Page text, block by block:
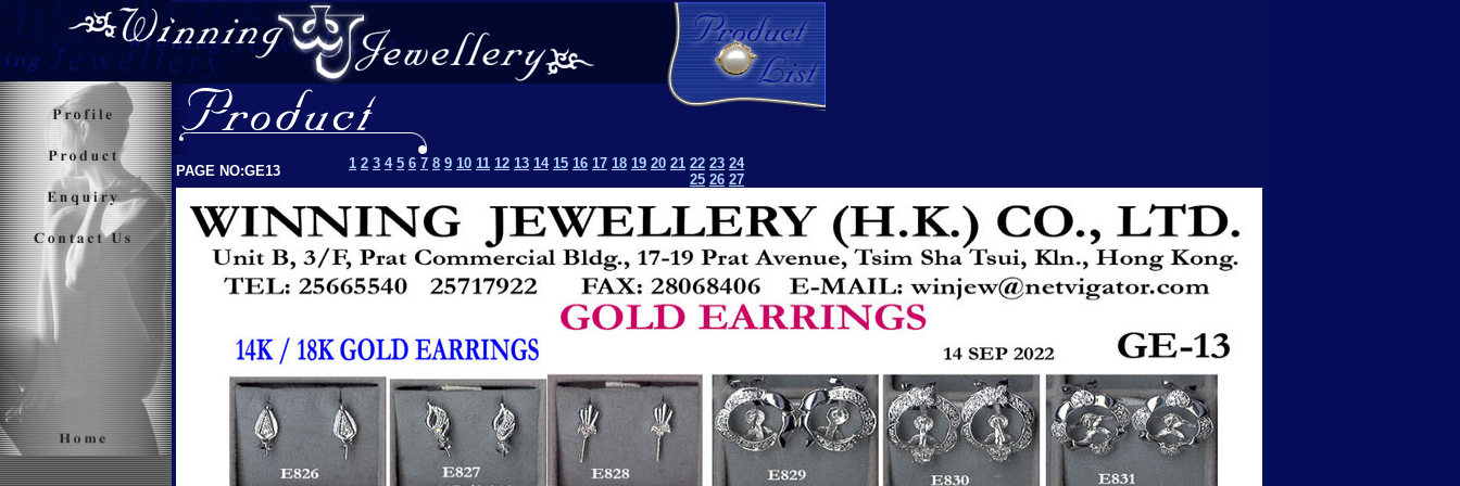
PAGE NO:GE13 1 2 3 4 5 6 7 8 9 10 11 12 13 14 15 16 17 18 19 20 21 22 23 24
25 26 27